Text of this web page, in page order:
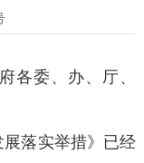
各委、办、厅、
展落实举措》已经